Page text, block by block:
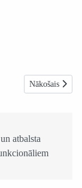
prasmes un spēles
Nākamais
Nākošais
atbalsta